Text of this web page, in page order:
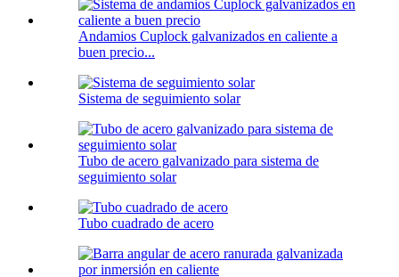
Andamios Cuplock galvanizados en caliente a
buen precio...
Sistema de seguimiento solar
Tubo de acero galvanizado para sistema de
seguimiento solar
Tubo cuadrado de acero